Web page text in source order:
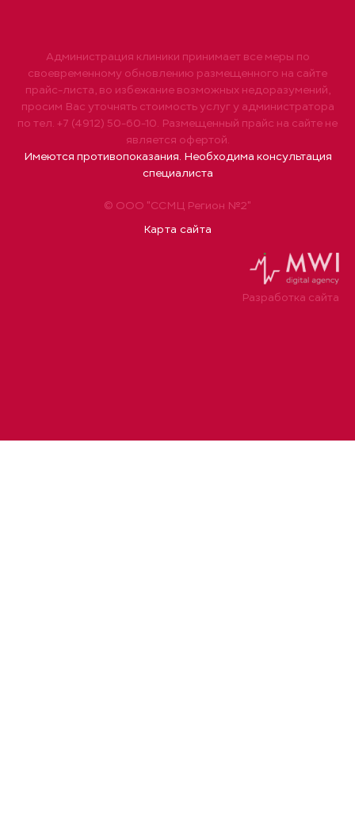
© ООО "ССМЦ Регион №2"
Карта сайта
Администрация клиники принимает все меры по
своевременному обновлению размещенного на сайте
прайс-листа, во избежание возможных недоразумений,
просим Вас уточнять стоимость услуг у администратора
по тел. +7 (4912) 50-60-10. Размещенный прайс на сайте не
является офертой.
Имеются противопоказания. Необходима консультация
специалиста
Разработка сайта